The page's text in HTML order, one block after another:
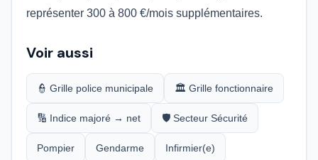
représenter 300 à 800 €/mois supplémentaires.
Voir aussi
👮 Grille police municipale 🏛️ Grille fonctionnaire
🔢 Indice majoré → net 🛡️ Secteur Sécurité
Pompier Gendarme Infirmier(e)